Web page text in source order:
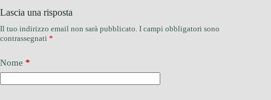
Lascia una risposta
Il tuo indirizzo email non sarà pubblicato. I campi obbligatori sono
contrassegnati *
Nome *